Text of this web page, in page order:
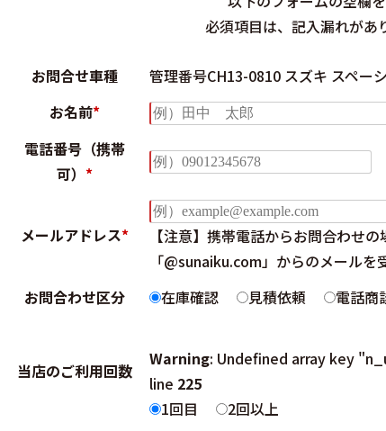
必須項目は、記入漏れがあ
お問合せ車種
管理番号CH13-0810 スズキ スペー
お名前*
電話番号（携帯
可） *
メールアドレス*
【注意】携帯電話からお問合わせ
「@sunaiku.com」からのメールを
お問合わせ区分
在庫確認 見積依頼 電話商
当店のご利用回数
Warning: Undefined array key
line 225
1回目
2回以上